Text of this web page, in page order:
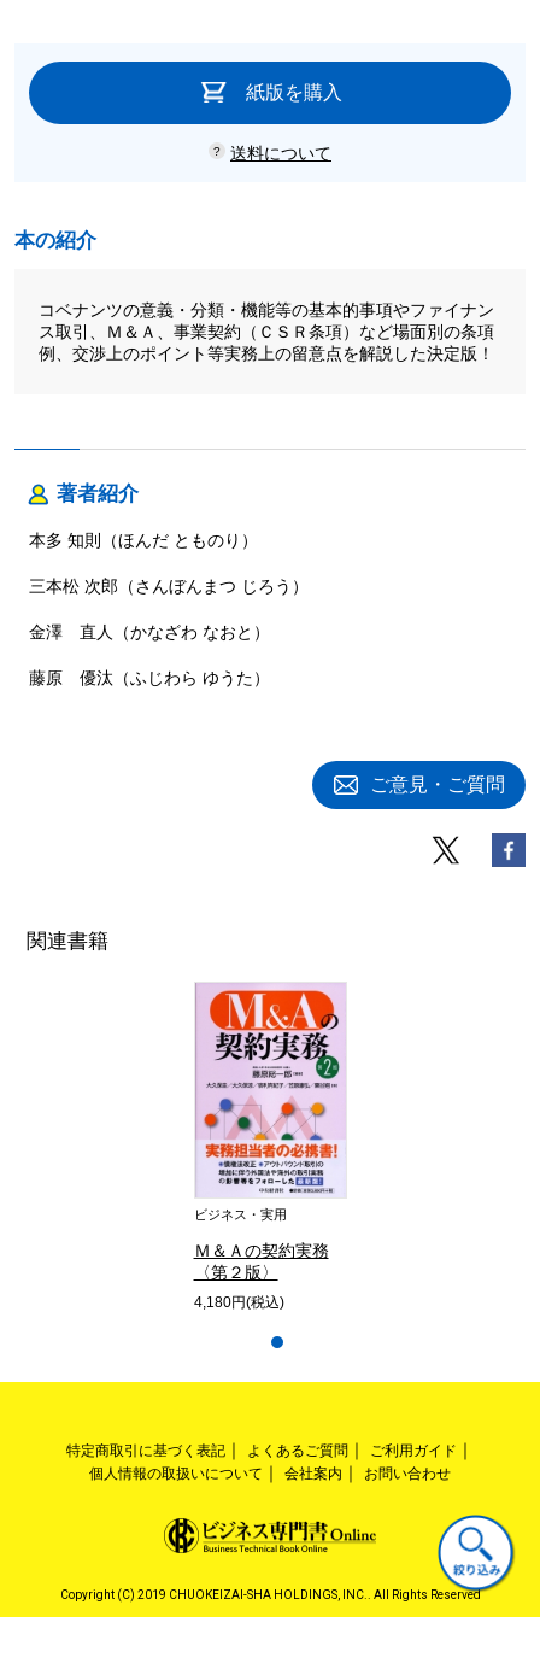
紙版を購入
送料について
本の紹介
コベナンツの意義・分類・機能等の基本的事項やファイナン
ス取引、Ｍ＆Ａ、事業契約（ＣＳＲ条項）など場面別の条項
例、交渉上のポイント等実務上の留意点を解説した決定版！
著者紹介
本多 知則（ほんだ とものり）
三本松 次郎（さんぼんまつ じろう）
金澤 直人（かなざわ なおと）
藤原 優汰（ふじわら ゆうた）
ご意見・ご質問
関連書籍
ビジネス・実用
Ｍ＆Ａの契約実務
〈第２版〉
4,180円(税込)
特定商取引に基づく表記 よくあるご質問
ご利用ガイド
個人情報の取扱いについて
会社案内 お問い合わせ
Copyright (C) 2019 CHUOKEIZAI-SHA HOLDINGS, INC.. All Rights Reserved